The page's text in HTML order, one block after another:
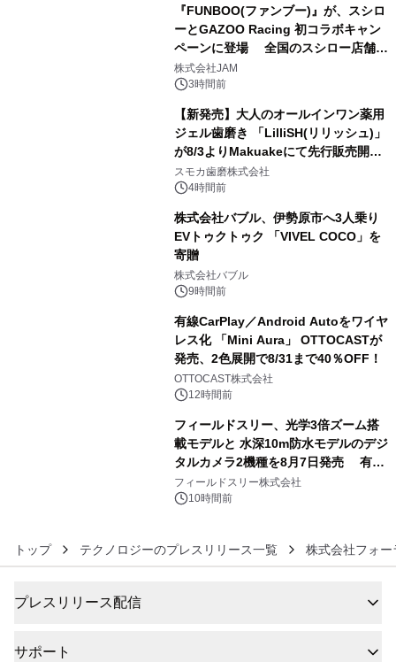
『FUNBOO(ファンブー)』が、スシロ
ーとGAZOO Racing 初コラボキャン
ペーンに登場 全国のスシロー店舗で
GR 4車種の FUNBOO(ミニカー)付き
メニューが展開されます
株式会社JAM
3時間前
【新発売】大人のオールインワン薬用
ジェル歯磨き 「LilliSH(リリッシュ)」
が8/3よりMakuakeにて先行販売開
始！
スモカ歯磨株式会社
4時間前
株式会社バブル、伊勢原市へ3人乗り
EVトゥクトゥク 「VIVEL COCO」を
寄贈
株式会社バブル
9時間前
有線CarPlay／Android Autoをワイヤ
レス化 「Mini Aura」 OTTOCASTが
発売、2色展開で8/31まで40％OFF！
OTTOCAST株式会社
12時間前
フィールドスリー、光学3倍ズーム搭
載モデルと 水深10m防水モデルのデジ
タルカメラ2機種を8月7日発売 有効
約1300万画素、用途別に選べるコンデ
ジ新登場
フィールドスリー株式会社
10時間前
トップ テクノロジーのプレスリリース一覧 株式会社フォ
プレスリリース配信
サポート